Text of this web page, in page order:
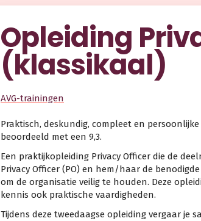
Opleiding
(klassikaal)
AVG-trainingen
Praktisch, deskundig, compleet en
beoordeeld met een 9,3.
Een praktijkopleiding Privacy Officer die de
Privacy Officer (PO) en hem/haar de
om de organisatie veilig te houden. Deze
kennis ook praktische vaardigheden.
Tijdens deze tweedaagse opleiding vergaar je